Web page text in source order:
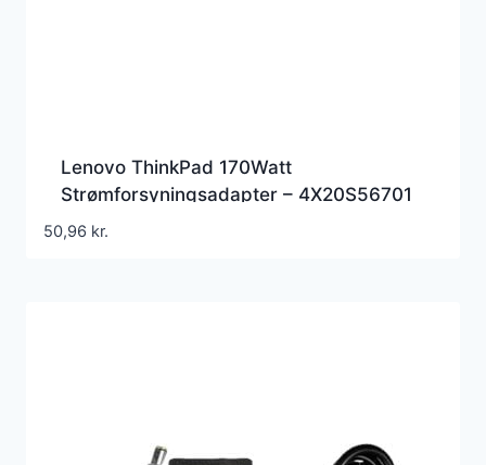
Lenovo ThinkPad 170Watt
Strømforsyningsadapter – 4X20S56701
50,96 kr.